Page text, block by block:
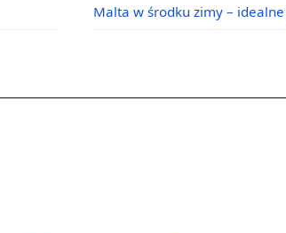
Malta w środku zimy –